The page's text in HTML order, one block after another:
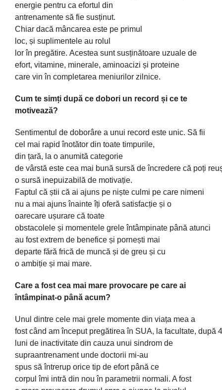
energie pentru ca efortul din
antrenamente să fie susținut.
Chiar dacă mâncarea este pe primul
loc, și suplimentele au rolul
lorîn pregătire. Acestea sunt susținătoare uzuale de
efort, vitamine, minerale, aminoacizi și proteine
care vinîn completarea meniurilor zilnice.
Cum te simți după ce dobori un record și ce te
motivează?
Sentimentul de doborâre a unui record este unic. Să fii
cel mai rapidînotător din toate timpurile,
din țară, la o anumită categorie
de vârstă este cea mai bună sursă deîncredere că poți
o sursă inepuizabilă de motivație.
Faptul că știi că ai ajuns pe niște culmi pe care nimeni
nu a mai ajunsînainte îți oferă satisfacție și o
oarecare ușurare că toate
obstacolele și momentele greleîntâmpinate până atunci
au fost extrem de benefice și pornești mai
departe fără frică de muncă și de greu și cu
o ambiție și mai mare.
Care a fost cea mai mare provocare pe care ai
întâmpinat-o până acum?
Unul dintre cele mai grele momente din viața mea a
fostcând amînceput pregătirea în SUA, la facultate, după 4
luni de inactivitate din cauza unui sindrom de
supraantrenament unde doctorii mi-au
spus să întrerup orice tip de efort până ce
corpulîmi intră din nouîn parametrii normali. A fost